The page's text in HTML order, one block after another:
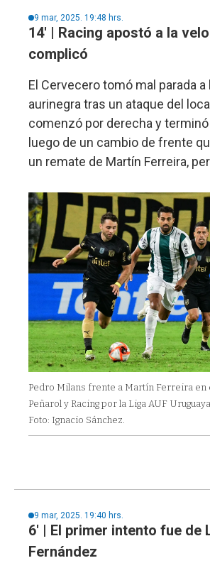
9 mar, 2025. 19:48 hrs.
14' | Racing apostó a la
complicó
El Cervecero tomó mal parada
aurinegra tras un ataque del
comenzó por derecha y
luego de un cambio de frente
un remate de Martín Ferreira,
Pedro Milans frente a Martín Ferreira en
Peñarol y Racing por la Liga AUF
Foto: Ignacio Sánchez.
9 mar, 2025. 19:40 hrs.
6' | El primer intento fue de
Fernández